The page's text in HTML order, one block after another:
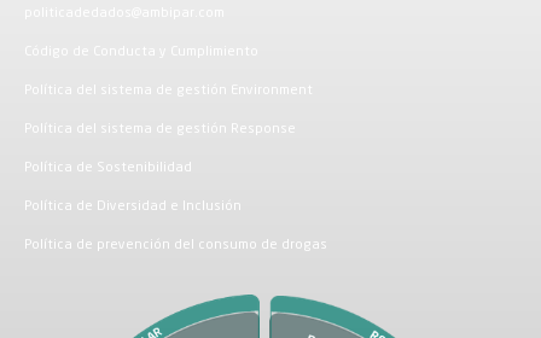
Política del sistema de gestión Environment
Política del sistema de gestión Response
Política de Sostenibilidad
Política de Diversidad e Inclusión
Política de prevención del consumo de drogas